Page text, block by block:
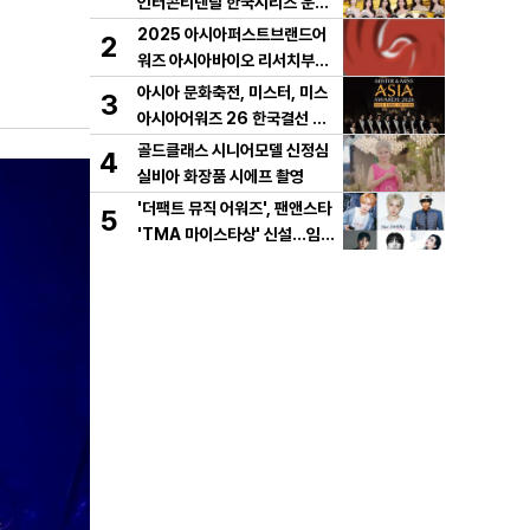
개시!
2
2025 아시아퍼스트브랜드어
워즈 아시아바이오 리서치부문
한국 KBT가 수상
3
아시아 문화축전, 미스터, 미스
아시아어워즈 26 한국결선 몽
골 울란바타르에서 개최
4
골드클래스 시니어모델 신정심
실비아 화장품 시에프 촬영
5
'더팩트 뮤직 어워즈', 팬앤스타
'TMA 마이스타상' 신설...임영